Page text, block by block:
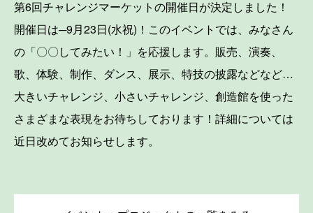
第6回チャレンジマーケットの開催日が決定しました！
開催日は─9月23日(水祝)！このイベントでは、みなさん
の「〇〇してみたい！」を応援します。販売、演奏、
歌、体験、制作、ダンス、展示、特技の披露などなど…
大きいチャレンジ、小さいチャレンジ、創造館を使った
さまざまな表現をお待ちしております！詳細については
近日改めてお知らせします。